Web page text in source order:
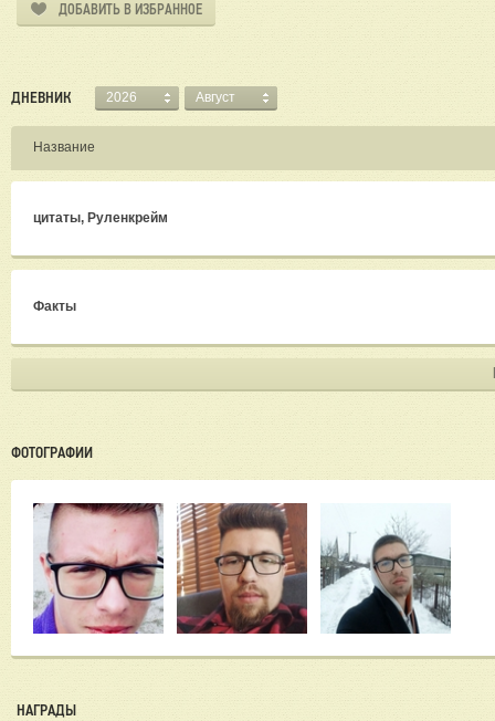
ДОБАВИТЬ В ИЗБРАННОЕ
ДНЕВНИК 2026 Август
Название
цитаты, Руленкрейм
Факты
ФОТОГРАФИИ
НАГРАДЫ